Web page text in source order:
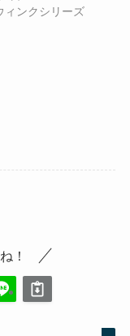
ィンクシリーズ
！